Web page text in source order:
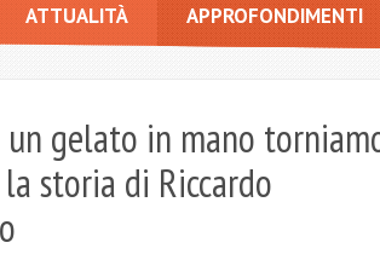
ATTUALITÀ APPROFONDIMENTI
un gelato in mano
storia di Riccardo